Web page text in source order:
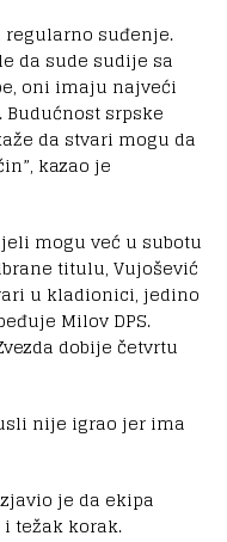
regularno suđenje.
da sude sudije sa
oni imaju najveći
srpske
da stvari mogu da
kazao je
mogu već u subotu
titulu, Vujošević
u kladionici, jedino
Milov DPS.
dobije četvrtu
nije igrao jer ima
je da ekipa
težak korak.